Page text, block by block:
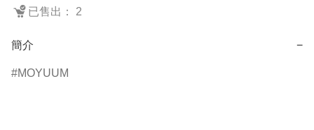
已售出： 2
簡介 −
MOYUUM